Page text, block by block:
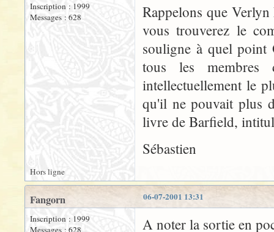
Inscription : 1999
Messages : 628
Rappelons que
vous trouverez le
souligne à quel point
tous les
intellectuellement le
qu'il ne pouvait plus
livre de Barfield,
Sébastien
Hors ligne
06-07-2001 13:31
Fangorn
Inscription : 1999
Messages : 628
A noter la sortie en